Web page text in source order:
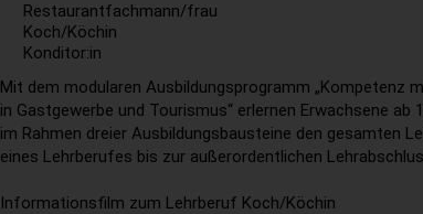
Restaurantfachmann/frau
Koch/Köchin
Konditor:in
Mit dem modularen Ausbildungsprogramm „Kompetenz
in Gastgewerbe und Tourismus“ erlernen Erwachsene ab
im Rahmen dreier Ausbildungsbausteine den gesamten
eines Lehrberufes bis zur außerordentlichen
Informationsfilm zum Lehrberuf Koch/Köchin